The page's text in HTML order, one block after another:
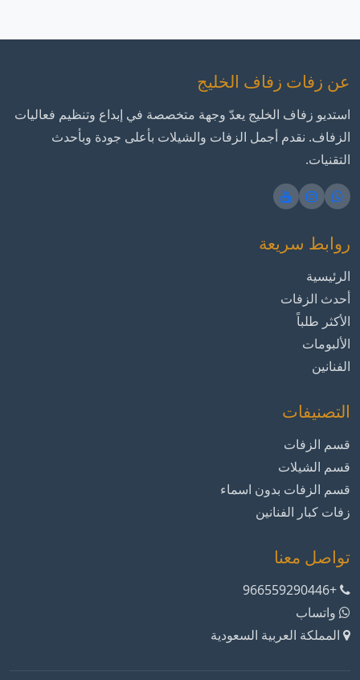
عن زفات زفاف الخليج
استديو زفاف الخليج يعدّ وجهة متخصصة في إبداع وتنظيم فعاليات
الزفاف. نقدم أجمل الزفات والشيلات بأعلى جودة وبأحدث
التقنيات.
روابط سريعة
الرئيسية
أحدث الزفات
الأكثر طلباً
الألبومات
الفنانين
التصنيفات
قسم الزفات
قسم الشيلات
قسم الزفات بدون اسماء
زفات كبار الفنانين
تواصل معنا
+966559290446
واتساب
المملكة العربية السعودية